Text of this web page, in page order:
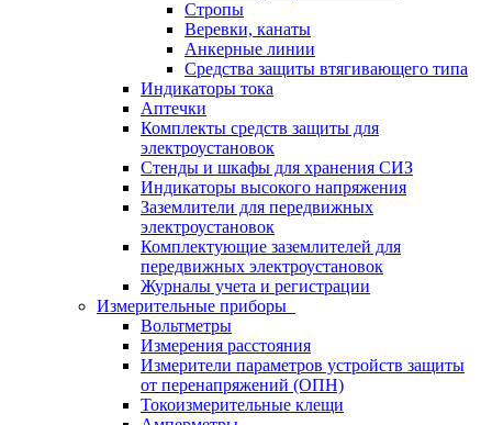
Стропы
Веревки, канаты
Анкерные линии
Средства защиты втягивающего типа
Индикаторы тока
Аптечки
Комплекты средств защиты для
электроустановок
Стенды и шкафы для хранения СИЗ
Индикаторы высокого напряжения
Заземлители для передвижных
электроустановок
Комплектующие заземлителей для
передвижных электроустановок
Журналы учета и регистрации
Измерительные приборы
Вольтметры
Измерения расстояния
Измерители параметров устройств защиты
от перенапряжений (ОПН)
Токоизмерительные клещи